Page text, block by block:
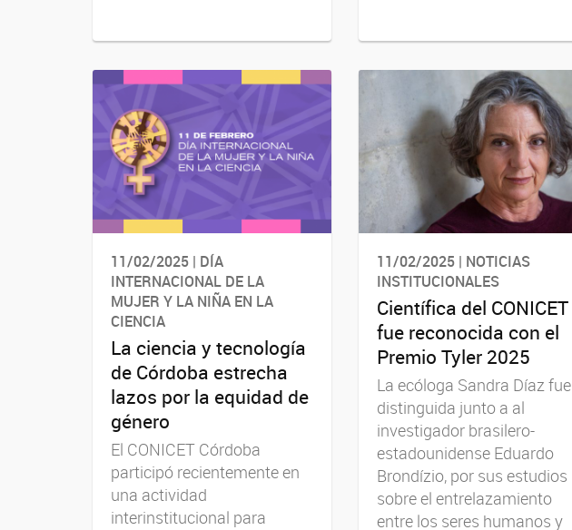
11/02/2025 | DÍA
INTERNACIONAL DE LA
MUJER Y LA NIÑA EN LA
CIENCIA
La ciencia y tecnología
de Córdoba estrecha
lazos por la equidad de
género
El CONICET Córdoba
participó recientemente en
una actividad
interinstitucional para
11/02/2025 | NOTICIAS
INSTITUCIONALES
Científica del CONICET
fue reconocida con el
Premio Tyler 2025
La ecóloga Sandra Díaz fue
distinguida junto a al
investigador brasilero-
estadounidense Eduardo
Brondízio, por sus estudios
sobre el entrelazamiento
entre los seres humanos y